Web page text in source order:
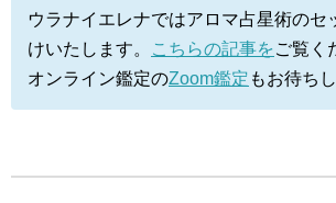
ウラナイエレナではアロマ占星術のセ
けいたします。
こちらの記事をご覧く
オンライン鑑定のZoom鑑定 もお待ち